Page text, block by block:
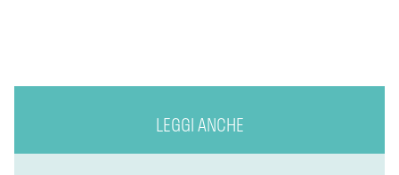
LEGGI ANCHE